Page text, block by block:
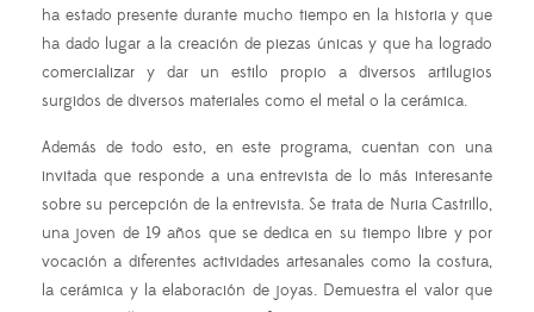
ha estado presente durante mucho tiempo en la historia y que
ha dado lugar a la creación de piezas únicas y que ha logrado
comercializar y dar un estilo propio a diversos artilugios
surgidos de diversos materiales como el metal o la cerámica.
Además de todo esto, en este programa, cuentan con una
invitada que responde a una entrevista de lo más interesante
sobre su percepción de la entrevista. Se trata de Nuria Castrillo,
una joven de 19 años que se dedica en su tiempo libre y por
vocación a diferentes actividades artesanales como la costura,
la cerámica y la elaboración de joyas. Demuestra el valor que